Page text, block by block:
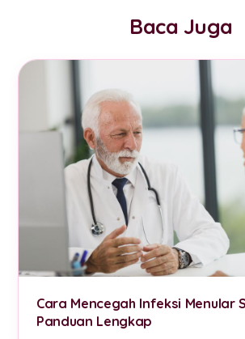
Baca Juga
Cara Mencegah Infeksi Menular
Panduan Lengkap